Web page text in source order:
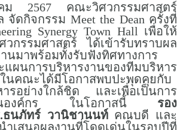
2567 คณะวิศวกรรมศาสตร์
ดกิจกรรม Meet the Dean ครั้งที่
Synergy Town Hall เพื่อให้
กรรมศาสตร์ ได้เข้ารับทราบผล
นมาพร้อมทั้งรับฟังทิศทางการ
นการบริหารงานของทีมบริหาร
นคณะได้มีโอกาสพบปะพุดคุยกับ
รอย่างใกล้ชิด และเพื่อเป็นการ
ในองค์กร ในโอกาสนี้ รอง
ธนภัทร์ วานิชานนท์คณบดี และ
สนอผลงานที่โดดเด่นในรอบปีที่